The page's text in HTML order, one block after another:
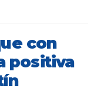
con
positiva